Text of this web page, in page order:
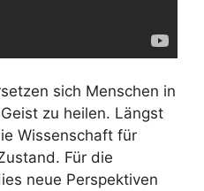
sich Menschen in
zu heilen. Längst
Wissenschaft für
Für die
neue Perspektiven